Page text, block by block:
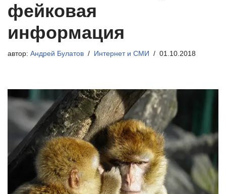
фейковая
информация
автор: Андрей Булатов Интернет и СМИ 01.10.2018